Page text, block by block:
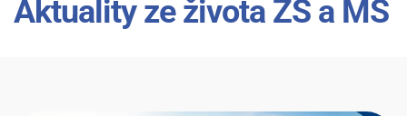
Aktuality ze života ZŠ a MŠ